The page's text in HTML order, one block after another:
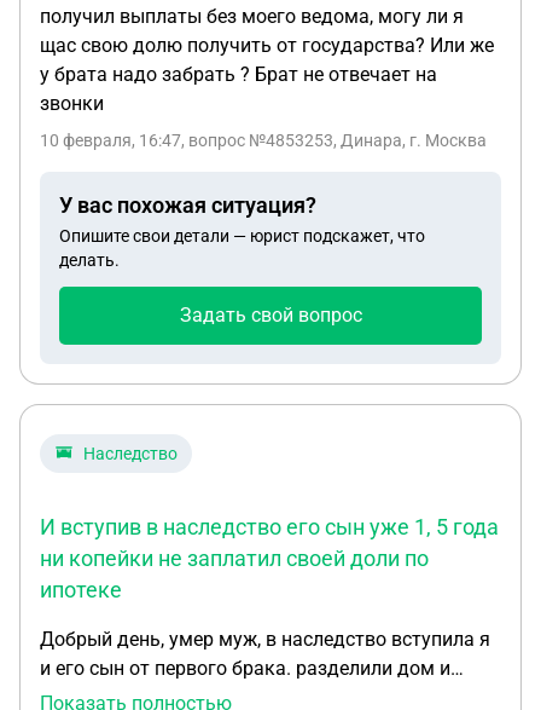
получил выплаты без моего ведома, могу ли я
щас свою долю получить от государства? Или же
у брата надо забрать ? Брат не отвечает на
звонки
10 февраля, 16:47, вопрос №4853253, Динара, г. Москва
У вас похожая ситуация?
Опишите свои детали — юрист подскажет, что
делать.
Задать свой вопрос
Наследство
И вступив в наследство его сын уже 1, 5 года
ни копейки не заплатил своей доли по
ипотеке
Добрый день, умер муж, в наследство вступила я
и его сын от первого брака. разделили дом и
земельный участок, мне 3/4 и ему 1/4, дом в
Показать полностью